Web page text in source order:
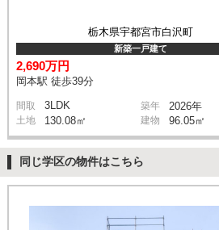
栃木県宇都宮市白沢町
新築一戸建て
2,690万円
岡本駅 徒歩39分
間取 3LDK 築年 2026年
土地 130.08㎡ 建物 96.05㎡
同じ学区の物件はこちら